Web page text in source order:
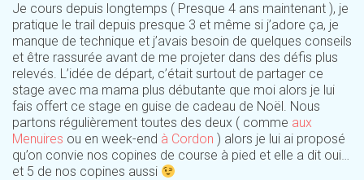
Je cours depuis longtemps ( Presque 4 ans maintenant ), je
pratique le trail depuis presque 3 et même si j’adore ça, je
manque de technique et j’avais besoin de quelques conseils
et être rassurée avant de me projeter dans des défis plus
relevés. L’idée de départ, c’était surtout de partager ce
stage avec ma mama plus débutante que moi alors je lui
fais offert ce stage en guise de cadeau de Noël. Nous
partons régulièrement toutes des deux ( comme aux
Menuires ou en week-end à Cordon ) alors je lui ai proposé
qu’on convie nos copines de course à pied et elle a dit oui…
et 5 de nos copines aussi